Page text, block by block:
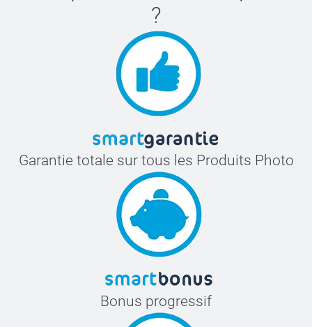
?
Garantie totale sur tous les Produits Photo
Bonus progressif